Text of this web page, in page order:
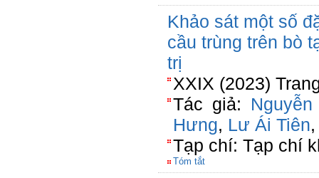
Khảo sát một số
cầu trùng trên bò
trị
XXIX (2023)
Tác giả:
Hưng, Lư Ái Tiên
Tạp chí: Tạp chí
Tóm tắt